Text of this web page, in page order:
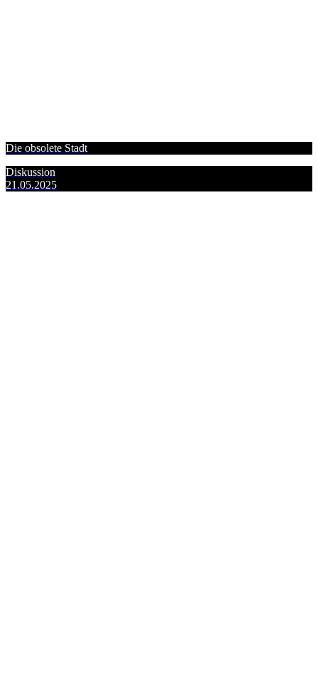
Die obsolete Stadt
Diskussion
21.05.2025